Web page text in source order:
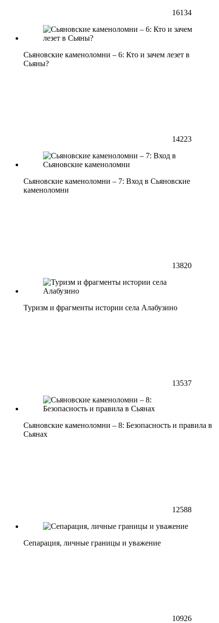
16134
Сьяновские каменоломни – 6: Кто и зачем лезет в
Сьяны?
14223
Сьяновские каменоломни – 7: Вход в Сьяновские
каменоломни
13820
Туризм и фрагменты истории села Алабузино
13537
Сьяновские каменоломни – 8: Безопасность и правила в
Сьянах
12588
Сепарация, личные границы и уважение
10926